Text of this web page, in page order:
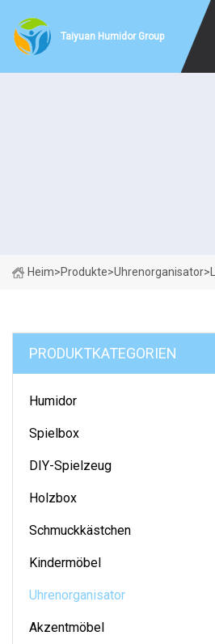
Taiyuan Humidor Group
Heim>Produkte>Uhrenorganisator>
PRODUKTKATEGORIEN
Humidor
Spielbox
DIY-Spielzeug
Holzbox
Schmuckkästchen
Kindermöbel
Uhrenorganisator
Akzentmöbel